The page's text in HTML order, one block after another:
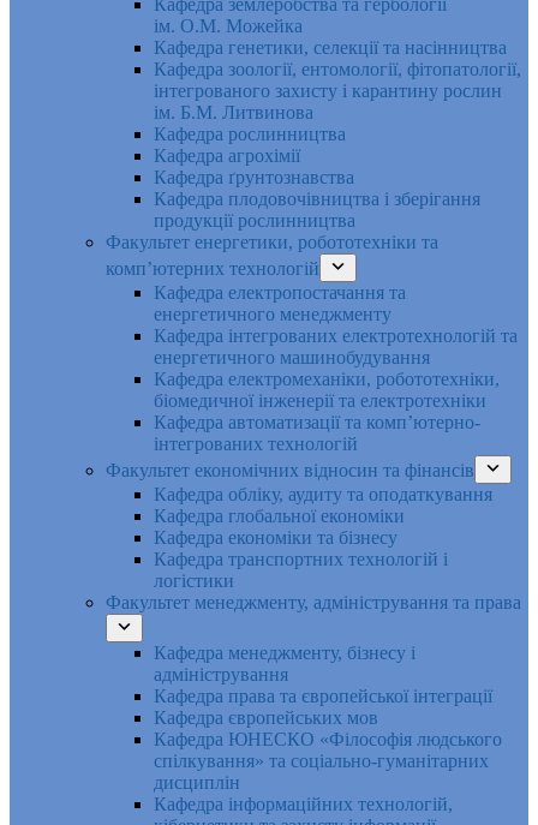
Кафедра землеробства та гербології
ім. О.М. Можейка
Кафедра генетики, селекції та насінництва
Кафедра зоології, ентомології, фітопатології,
інтегрованого захисту і карантину рослин
ім. Б.М. Литвинова
Кафедра рослинництва
Кафедра агрохімії
Кафедра ґрунтознавства
Кафедра плодовочівництва і зберігання
продукції рослинництва
Факультет енергетики, робототехніки та
комп’ютерних технологій
Кафедра електропостачання та
енергетичного менеджменту
Кафедра інтегрованих електротехнологій та
енергетичного машинобудування
Кафедра електромеханіки, робототехніки,
біомедичної інженерії та електротехніки
Кафедра автоматизації та комп’ютерно-
інтегрованих технологій
Факультет економічних відносин та фінансів
Кафедра обліку, аудиту та оподаткування
Кафедра глобальної економіки
Кафедра економіки та бізнесу
Кафедра транспортних технологій і
логістики
Факультет менеджменту, адміністрування та права
Кафедра менеджменту, бізнесу і
адміністрування
Кафедра права та європейської інтеграції
Кафедра європейських мов
Кафедра ЮНЕСКО «Філософія людського
спілкування» та соціально-гуманітарних
дисциплін
Кафедра інформаційних технологій,